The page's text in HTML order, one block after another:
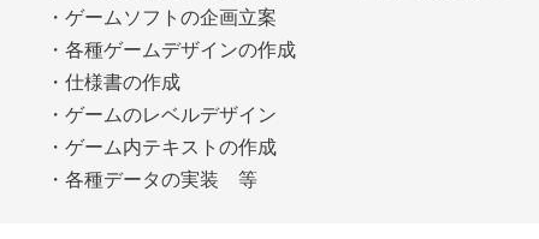
・ゲームソフトの企画立案
・各種ゲームデザインの作成
・仕様書の作成
・ゲームのレベルデザイン
・ゲーム内テキストの作成
・各種データの実装 等